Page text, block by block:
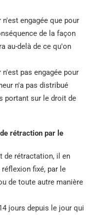
engagée que pour
de la façon
au-delà de ce qu'on
pas engagée pour
n'a pas distribué
portant sur le droit de
rétraction par le
de rétractation, il en
fixé, par le
de toute autre manière
jours depuis le jour qui